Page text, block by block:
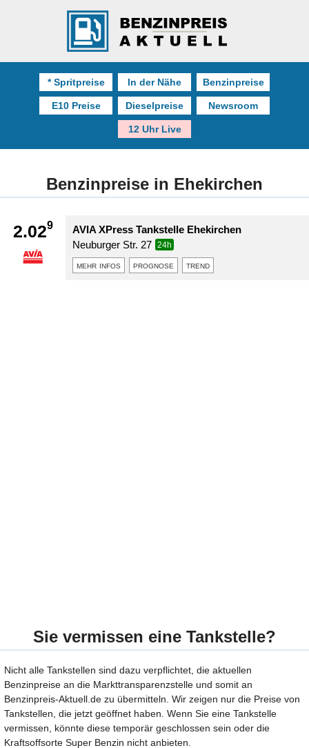
* Spritpreise In der Nähe Benzinpreise
E10 Preise Dieselpreise Newsroom
12 Uhr Live
Benzinpreise in Ehekirchen
2.029
AVIA XPress Tankstelle Ehekirchen
Neuburger Str. 27
24h
mehr infos prognose trend
Sie vermissen eine Tankstelle?
Nicht alle Tankstellen sind dazu verpflichtet, die aktuellen
Benzinpreise an die Markttransparenzstelle und somit an
Benzinpreis-Aktuell.de zu übermitteln. Wir zeigen nur die Preise von
Tankstellen, die jetzt geöffnet haben. Wenn Sie eine Tankstelle
vermissen, könnte diese temporär geschlossen sein oder die
Kraftsoffsorte Super Benzin nicht anbieten.